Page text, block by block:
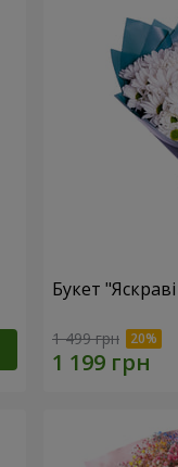
Букет
1 499 грн